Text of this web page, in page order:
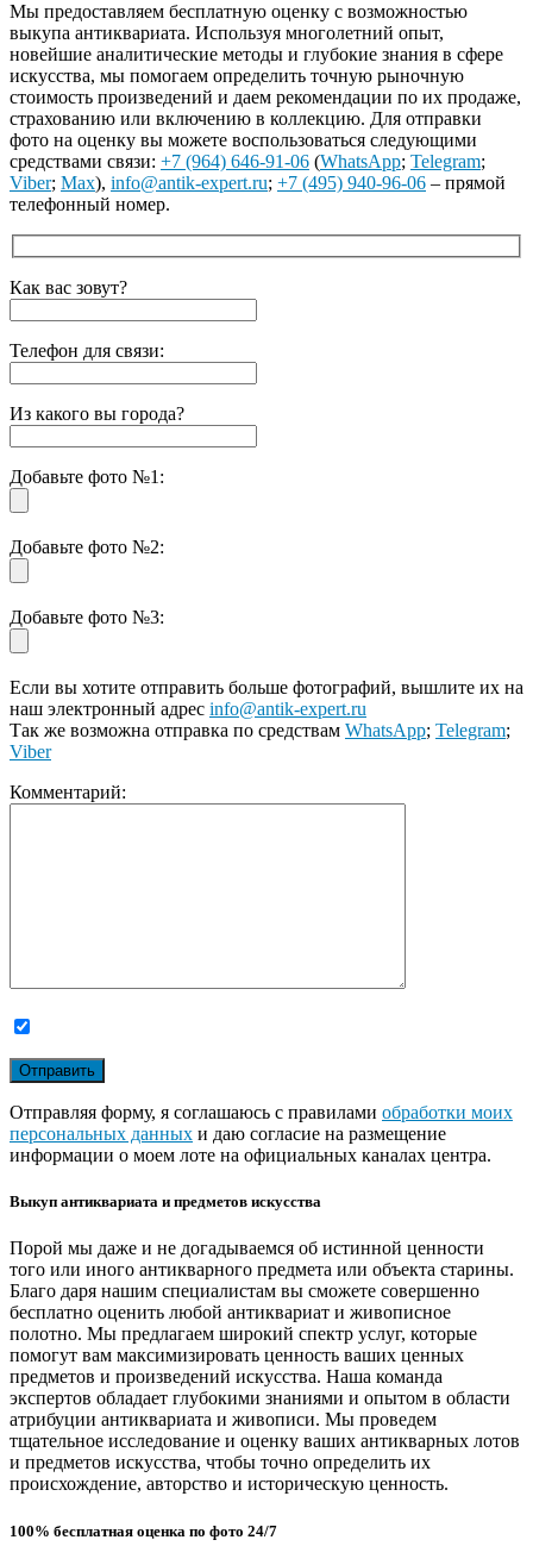
Мы предоставляем бесплатную оценку с возможностью
выкупа антиквариата. Используя многолетний опыт,
новейшие аналитические методы и глубокие знания в сфере
искусства, мы помогаем определить точную рыночную
стоимость произведений и даем рекомендации по их продаже,
страхованию или включению в коллекцию. Для отправки
фото на оценку вы можете воспользоваться следующими
средствами связи: +7 (964) 646-91-06 (WhatsApp; Telegram;
Viber; Max), info@antik-expert.ru; +7 (495) 940-96-06 – прямой
телефонный номер.
Как вас зовут?
Телефон для связи:
Из какого вы города?
Добавьте фото №1:
Добавьте фото №2:
Добавьте фото №3:
Если вы хотите отправить больше фотографий, вышлите их на
наш электронный адрес info@antik-expert.ru
Так же возможна отправка по средствам WhatsApp; Telegram;
Viber
Комментарий:
Отправляя форму, я соглашаюсь с правилами обработки моих
персональных данных и даю согласие на размещение
информации о моем лоте на официальных каналах центра.
Выкуп антиквариата и предметов искусства
Порой мы даже и не догадываемся об истинной ценности
того или иного антикварного предмета или объекта старины.
Благо даря нашим специалистам вы сможете совершенно
бесплатно оценить любой антиквариат и живописное
полотно. Мы предлагаем широкий спектр услуг, которые
помогут вам максимизировать ценность ваших ценных
предметов и произведений искусства. Наша команда
экспертов обладает глубокими знаниями и опытом в области
атрибуции антиквариата и живописи. Мы проведем
тщательное исследование и оценку ваших антикварных лотов
и предметов искусства, чтобы точно определить их
происхождение, авторство и историческую ценность.
100% бесплатная оценка по фото 24/7